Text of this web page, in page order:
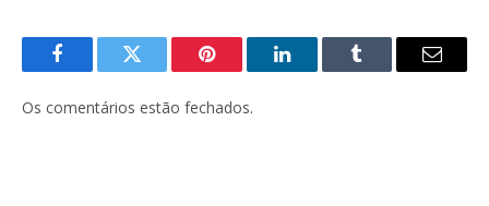
FacebookTwitter Pinterest O
Tumblr
E-
Os comentários estão fechados.